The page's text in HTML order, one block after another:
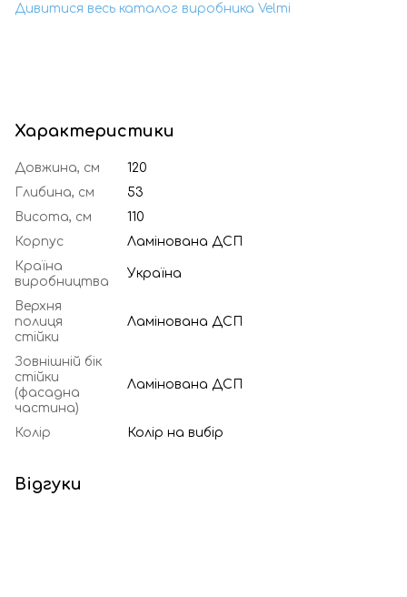
Дивитися весь каталог виробника Velmi
Характеристики
Довжина, см
120
Глибина, см
53
Висота, см
110
Корпус
Ламінована ДСП
Країна
виробництва
Україна
Верхня
полиця
стійки
Ламінована ДСП
Зовнішній бік
стійки
(фасадна
частина)
Ламінована ДСП
Колір Колір на вибір
Відгуки